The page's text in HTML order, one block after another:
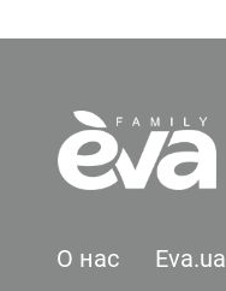
О нас
Eva.ua